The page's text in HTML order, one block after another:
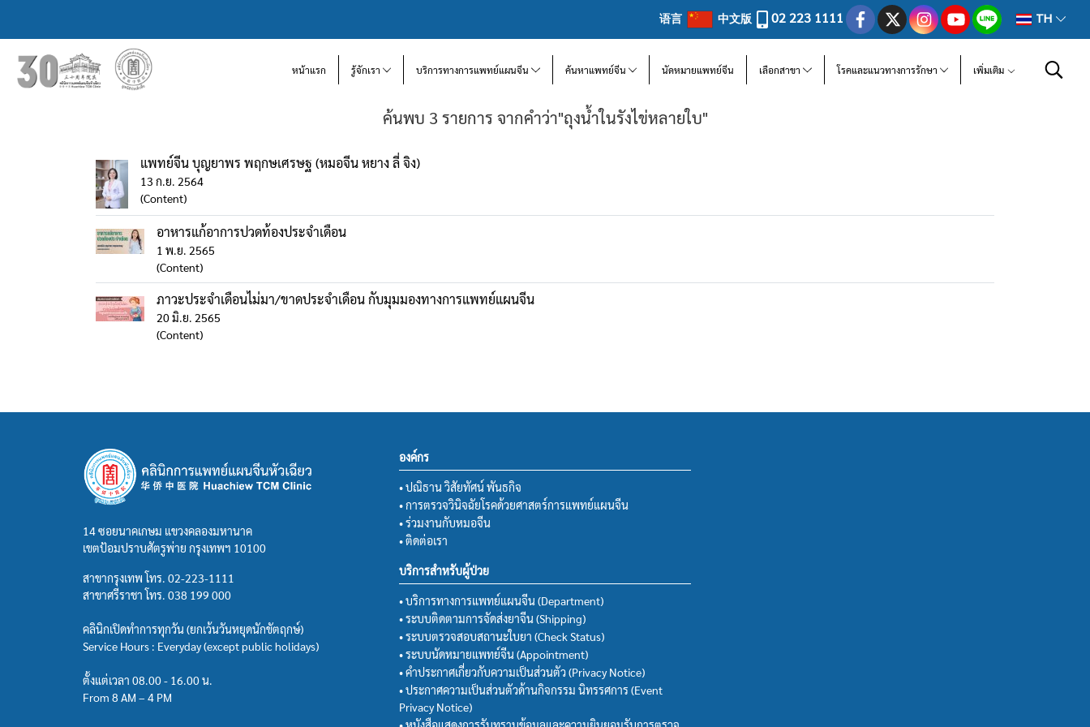
语言 中文版 02 223 1111 TH
หน้าแรก รู้จักเรา บริการทางการแพทย์แผนจีน ค้นหาแพทย์จีน นัดหมายแพทย์จีน เลือกสาขา โรคและแนวทางการรักษา เพิ่มเติม
ค้นพบ 3 รายการ จากคำว่า"ถุงน้ำในรังไข่หลายใบ"
แพทย์จีน บุญยาพร พฤกษเศรษฐ (หมอจีน หยาง ลี่ จิง)
13 ก.ย. 2564
(Content)
อาหารแก้อาการปวดท้องประจำเดือน
1 พ.ย. 2565
(Content)
ภาวะประจำเดือนไม่มา/ขาดประจำเดือน กับมุมมองทางการแพทย์แผนจีน
20 มิ.ย. 2565
(Content)
14 ซอยนาคเกษม แขวงคลองมหานาค
เขตป้อมปราบศัตรูพ่าย กรุงเทพฯ 10100
สาขากรุงเทพ โทร. 02-223-1111
สาขาศรีราชา โทร. 038 199 000
คลินิกเปิดทำการทุกวัน (ยกเว้นวันหยุดนักขัตฤกษ์)
Service Hours : Everyday (except public holidays)
ตั้งแต่เวลา 08.00 - 16.00 น.
From 8 AM – 4 PM
องค์กร
• ปณิธาน วิสัยทัศน์ พันธกิจ
• การตรวจวินิจฉัยโรคด้วยศาสตร์การแพทย์แผนจีน
• ร่วมงานกับหมอจีน
• ติดต่อเรา
บริการสำหรับผู้ป่วย
• บริการทางการแพทย์แผนจีน (Department)
• ระบบติดตามการจัดส่งยาจีน (Shipping)
• ระบบตรวจสอบสถานะใบยา (Check Status)
• ระบบนัดหมายแพทย์จีน (Appointment)
• คำประกาศเกี่ยวกับความเป็นส่วนตัว (Privacy Notice)
• ประกาศความเป็นส่วนตัวด้านกิจกรรม นิทรรศการ (Event
Privacy Notice)